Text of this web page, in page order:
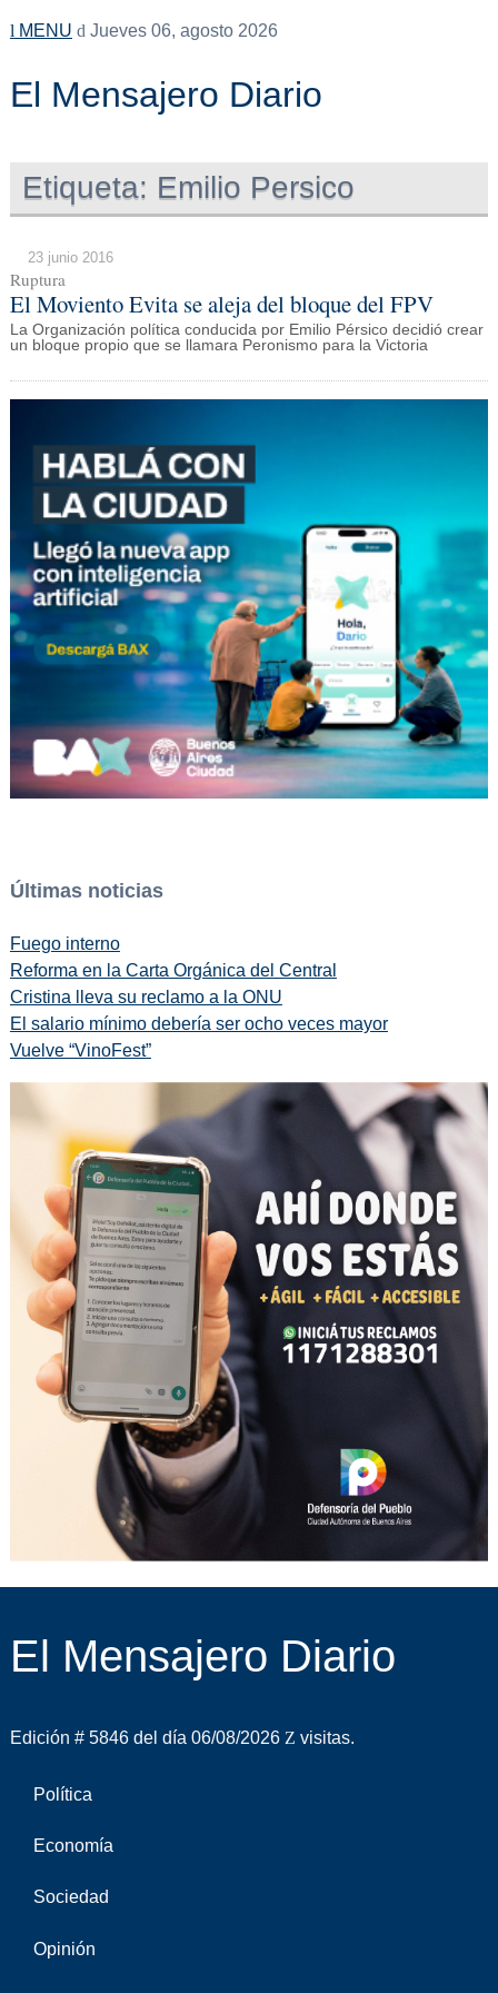
MENU Jueves 06, agosto 2026
El Mensajero Diario
Etiqueta: Emilio Persico
23 junio 2016
Ruptura
El Moviento Evita se aleja del bloque del FPV
La Organización política conducida por Emilio Pérsico decidió crear
un bloque propio que se llamara Peronismo para la Victoria
Últimas noticias
Fuego interno
Reforma en la Carta Orgánica del Central
Cristina lleva su reclamo a la ONU
El salario mínimo debería ser ocho veces mayor
Vuelve “VinoFest”
El Mensajero Diario
Edición # 5846 del día 06/08/2026 visitas.
Política
Economía
Sociedad
Opinión